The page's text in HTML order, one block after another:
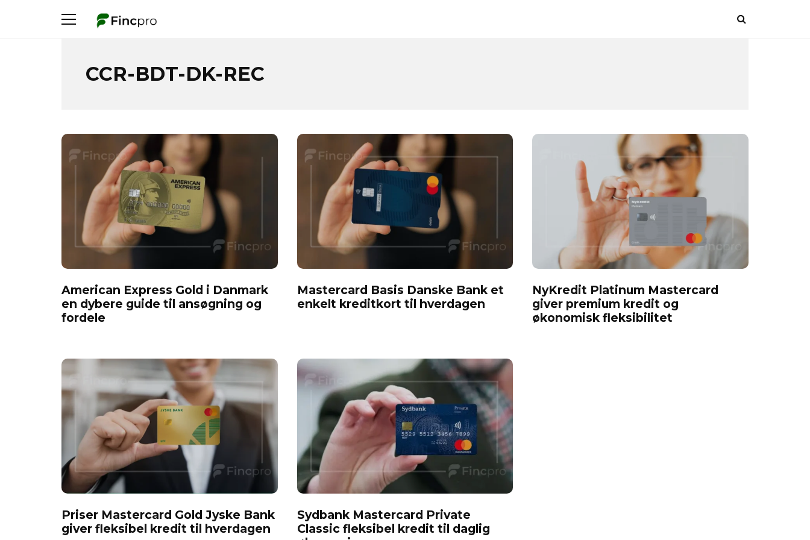
CCR-BDT-DK-REC
American Express Gold i Danmark
en dybere guide til ansøgning og
fordele
Mastercard Basis Danske Bank et
enkelt kreditkort til hverdagen
NyKredit Platinum Mastercard
giver premium kredit og
økonomisk fleksibilitet
Priser Mastercard Gold Jyske Bank
giver fleksibel kredit til hverdagen
Sydbank Mastercard Private
Classic fleksibel kredit til daglig